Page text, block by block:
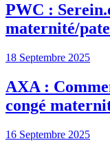
PWC :
maternité/
18 Septembre 2025
AXA :
congé
16 Septembre 2025